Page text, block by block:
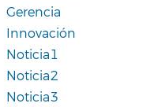
Gerencia
Innovación
Noticia1
Noticia2
Noticia3